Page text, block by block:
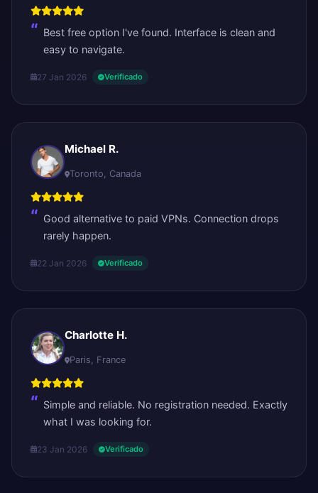
Best free option I've found. Interface is clean and
easy to navigate.
27 Jan 2026 Verificado
Michael R.
Toronto, Canada
Good alternative to paid VPNs. Connection drops
rarely happen.
22 Jan 2026 Verificado
Charlotte H.
Paris, France
Simple and reliable. No registration needed. Exactly
what I was looking for.
23 Jan 2026 Verificado